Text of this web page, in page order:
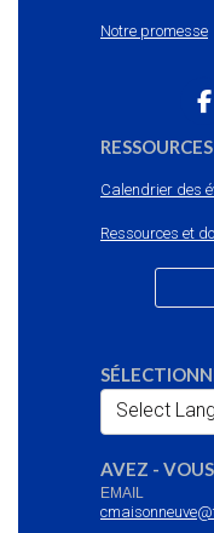
Notre promesse
Calendrier des
Ressources et
Select
AVEZ -
EMAIL